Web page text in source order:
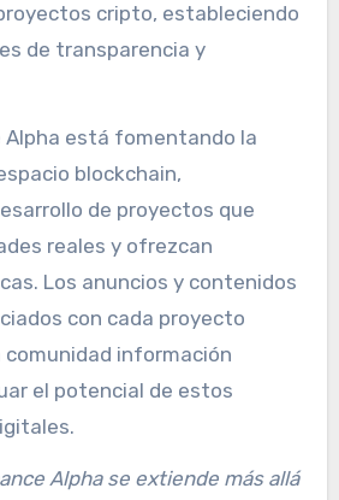
cripto, estableciendo
de transparencia y
Alpha está fomentando la
blockchain,
de proyectos que
reales y ofrezcan
Los anuncios y contenidos
con cada proyecto
comunidad información
el potencial de estos
Alpha se extiende más allá